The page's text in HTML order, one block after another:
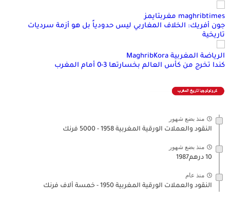
maghribtimes مغربتايمز
جون أفريك: الخلاف المغاربي ليس حدودياً بل هو أزمة سرديات
تاريخية
الرياضة المغربية MaghribKora
كندا تخرج من كأس العالم بخسارتها 3-0 أمام المغرب
منذ بضع شهور
النقود والعملات الورقية المغربية 1958 - 5000 فرنك
منذ بضع شهور
10 درهم1987
منذ عام
النقود والعملات الورقية المغربية 1950 - خمسة ألاف فرنك